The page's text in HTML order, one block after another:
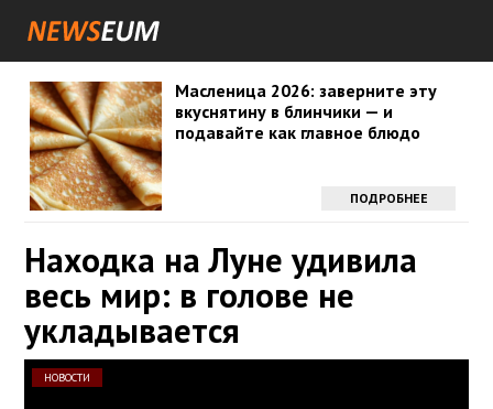
Масленица 2026: заверните эту
вкуснятину в блинчики — и
подавайте как главное блюдо
ПОДРОБНЕЕ
Находка на Луне удивила
весь мир: в голове не
укладывается
НОВОСТИ